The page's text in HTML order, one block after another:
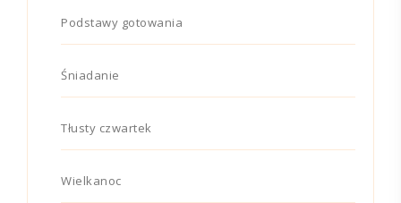
Podstawy gotowania
Śniadanie
Tłusty czwartek
Wielkanoc